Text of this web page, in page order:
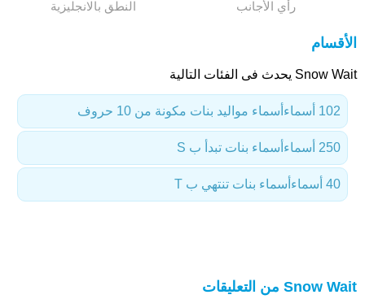
النطق بالانجليزية رأي الأجانب
الأقسام
Snow Wait يحدث فى الفئات التالية
أسماء مواليد بنات مكونة من 10 حروف 102 أسماء
أسماء بنات تبدأ ب S 250 أسماء
أسماء بنات تنتهي ب T 40 أسماء
Snow Wait من التعليقات